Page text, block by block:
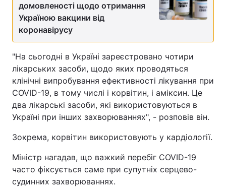
домовленості щодо отримання
Україною вакцини від
коронавірусу
"На сьогодні в Україні зареєстровано чотири
лікарських засоби, щодо яких проводяться
клінічні випробування ефективності лікування при
COVID-19, в тому числі і корвітин, і аміксин. Це
два лікарські засоби, які використовуються в
Україні при інших захворюваннях", - розповів він.
Зокрема, корвітин використовують у кардіології.
Міністр нагадав, що важкий перебіг COVID-19
часто фіксується саме при супутніх серцево-
судинних захворюваннях.